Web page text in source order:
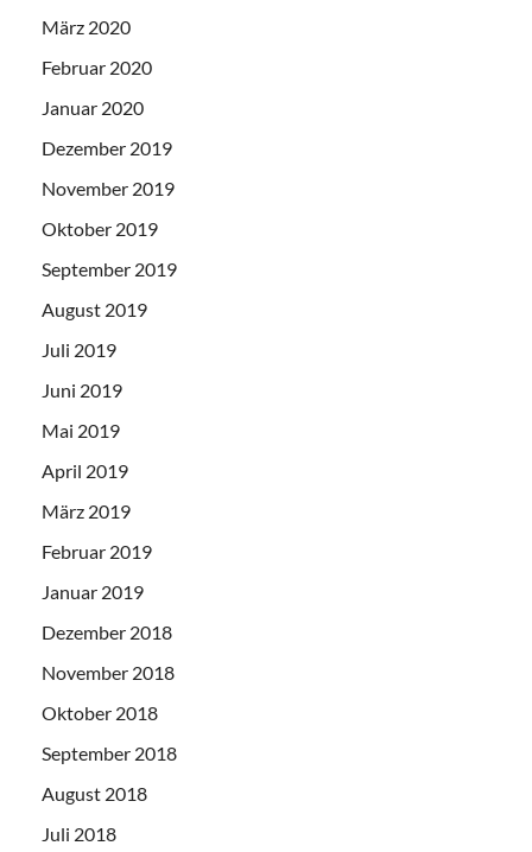
März 2020
Februar 2020
Januar 2020
Dezember 2019
November 2019
Oktober 2019
September 2019
August 2019
Juli 2019
Juni 2019
Mai 2019
April 2019
März 2019
Februar 2019
Januar 2019
Dezember 2018
November 2018
Oktober 2018
September 2018
August 2018
Juli 2018